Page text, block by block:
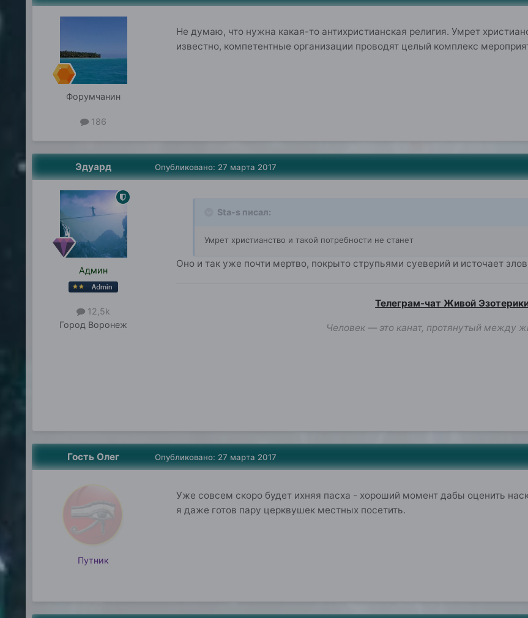
Форумчанин
186
Не думаю, что нужна какая-то антихристианская религия. Умрет
известно, компетентные организации проводят целый комплекс
Эдуард
Админ
12,5k
Город Воронеж
Опубликовано: 27 марта 2017
Sta-s писал:
Умрет христианство и такой потребности не станет
Оно и так уже почти мертво, покрыто струпьями суеверий и источает
Телеграм-чат Живой
Человек — это канат, протянутый между
Гость Oлег
Путник
Опубликовано: 27 марта 2017
Уже совсем скоро будет ихняя пасха - хороший момент дабы оценить
я даже готов пару церквушек местных посетить.